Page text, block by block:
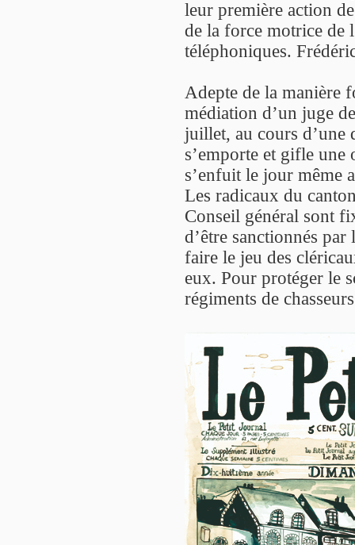
leur première action
de la force motrice de
téléphoniques.
Adepte de la manière
médiation d’un juge
juillet, au cours d’une
s’emporte et gifle
s’enfuit le jour même
Les radicaux du
Conseil général sont
d’être sanctionnés par
faire le jeu des
eux. Pour protéger le
régiments de